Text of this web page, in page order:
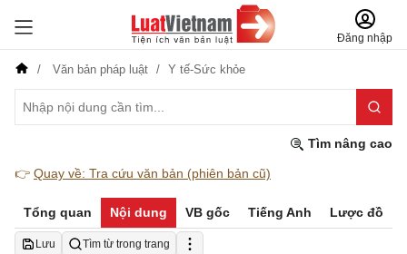
Đăng nhập
Văn bản pháp luật Y tế-Sức khỏe
Tìm nâng cao
👉 Quay về: Tra cứu văn bản (phiên bản cũ)
Tổng quan Nội dung VB gốc Tiếng Anh Lược đồ
Lưu Tìm từ trong trang